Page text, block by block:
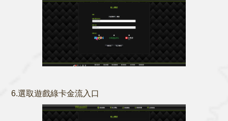
6.選取遊戲綠卡金流入口